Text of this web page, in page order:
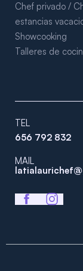
Chef privado /
estancias
Showcooking
Talleres de
TEL
656 792 832
MAIL